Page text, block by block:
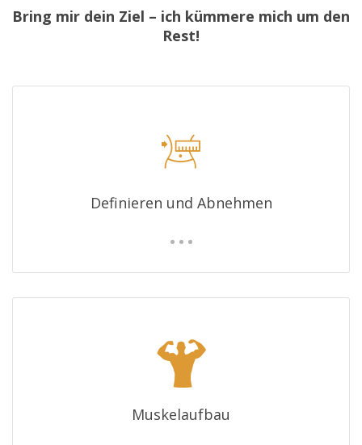
Bring mir dein Ziel – ich kümmere mich um den
Rest!
Definieren und Abnehmen
Muskelaufbau